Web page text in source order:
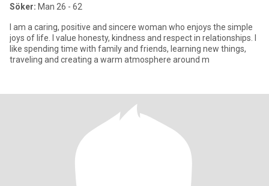
Söker: Man 26 - 62
I am a caring, positive and sincere woman who enjoys the simple
joys of life. I value honesty, kindness and respect in relationships. I
like spending time with family and friends, learning new things,
traveling and creating a warm atmosphere around m